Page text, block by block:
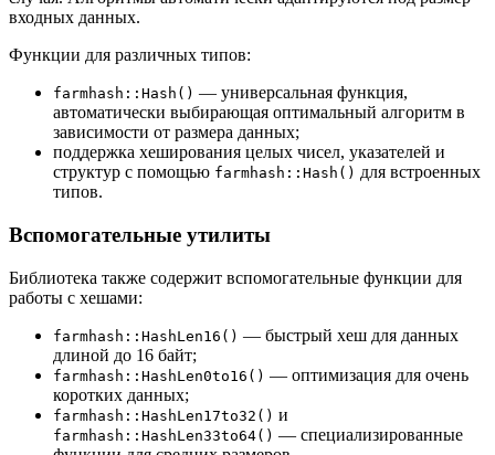
входных данных.
Функции для различных типов:
farmhash::Hash() — универсальная функция,
автоматически выбирающая оптимальный алгоритм в
зависимости от размера данных;
поддержка хеширования целых чисел, указателей и
структур с помощью farmhash::Hash() для встроенных
типов.
Вспомогательные утилиты
Библиотека также содержит вспомогательные функции для
работы с хешами:
farmhash::HashLen16() — быстрый хеш для данных
длиной до 16 байт;
farmhash::HashLen0to16() — оптимизация для очень
коротких данных;
farmhash::HashLen17to32() и
farmhash::HashLen33to64() — специализированные